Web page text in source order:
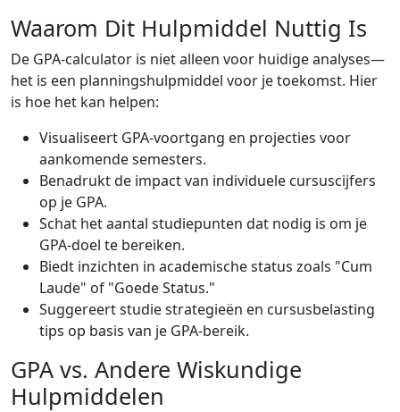
Waarom Dit Hulpmiddel Nuttig Is
De GPA-calculator is niet alleen voor huidige analyses—
het is een planningshulpmiddel voor je toekomst. Hier
is hoe het kan helpen:
Visualiseert GPA-voortgang en projecties voor
aankomende semesters.
Benadrukt de impact van individuele cursuscijfers
op je GPA.
Schat het aantal studiepunten dat nodig is om je
GPA-doel te bereiken.
Biedt inzichten in academische status zoals "Cum
Laude" of "Goede Status."
Suggereert studie strategieën en cursusbelasting
tips op basis van je GPA-bereik.
GPA vs. Andere Wiskundige
Hulpmiddelen